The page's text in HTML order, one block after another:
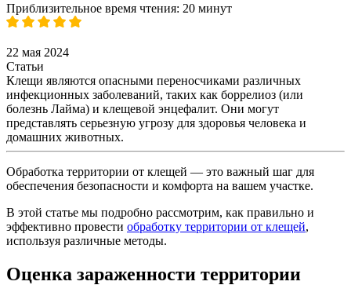
Приблизительное время чтения: 20 минут
22 мая 2024
Статьи
Клещи являются опасными переносчиками различных
инфекционных заболеваний, таких как боррелиоз (или
болезнь Лайма) и клещевой энцефалит. Они могут
представлять серьезную угрозу для здоровья человека и
домашних животных.
Обработка территории от клещей — это важный шаг для
обеспечения безопасности и комфорта на вашем участке.
В этой статье мы подробно рассмотрим, как правильно и
эффективно провести обработку территории от клещей,
используя различные методы.
Оценка зараженности территории